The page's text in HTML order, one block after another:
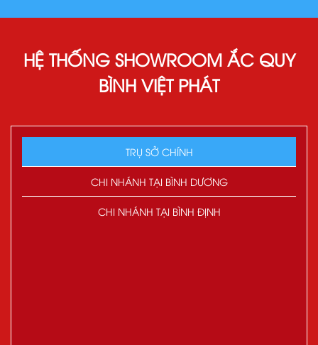
HỆ THỐNG SHOWROOM ẮC QUY
BÌNH VIỆT PHÁT
TRỤ SỞ CHÍNH
CHI NHÁNH TẠI BÌNH DƯƠNG
CHI NHÁNH TẠI BÌNH ĐỊNH